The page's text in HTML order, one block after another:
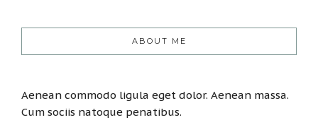
ABOUT ME
Aenean commodo ligula eget dolor. Aenean massa.
Cum sociis natoque penatibus.